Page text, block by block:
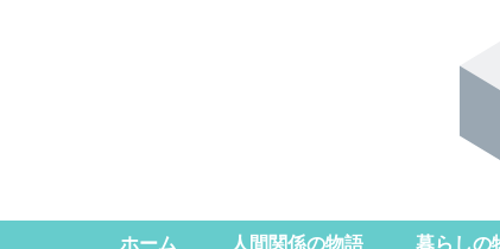
ホーム 人間関係の物語 暮らしの